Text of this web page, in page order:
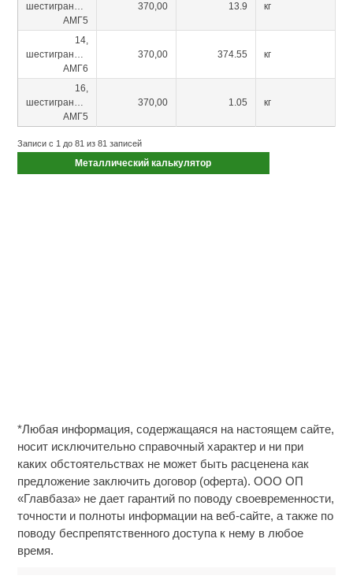
шестигранник
АМГ5
370,00 13.9 кг
14,
шестигранник
АМГ6
370,00 374.55 кг
16,
шестигранник
АМГ5
370,00 1.05 кг
Записи с 1 до 81 из 81 записей
Металлический калькулятор
*Любая информация, содержащаяся на настоящем сайте,
носит исключительно справочный характер и ни при
каких обстоятельствах не может быть расценена как
предложение заключить договор (оферта). ООО ОП
«Главбаза» не дает гарантий по поводу своевременности,
точности и полноты информации на веб-сайте, а также по
поводу беспрепятственного доступа к нему в любое
время.